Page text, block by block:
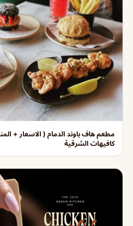
مطعم هاف باوند الدمام ( الاسعار +
كافيهات الشرقية